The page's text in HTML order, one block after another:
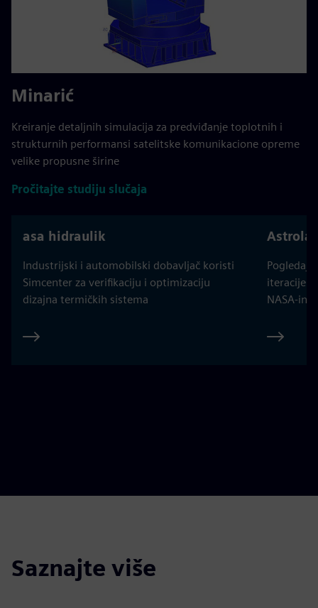
Minarić
Kreiranje detaljnih simulacija za predviđanje toplotnih i
strukturnih performansi satelitske komunikacione opreme
velike propusne širine
Pročitajte studiju slučaja
asa hidraulik
Industrijski i automobilski dobavljač koristi
Simcenter za verifikaciju i optimizaciju
dizajna termičkih sistema
iteracije
NASA-
Saznajte više